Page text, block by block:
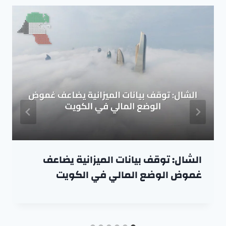
الشال: توقف بيانات الميزانية يضاعف
غموض الوضع المالي في الكويت